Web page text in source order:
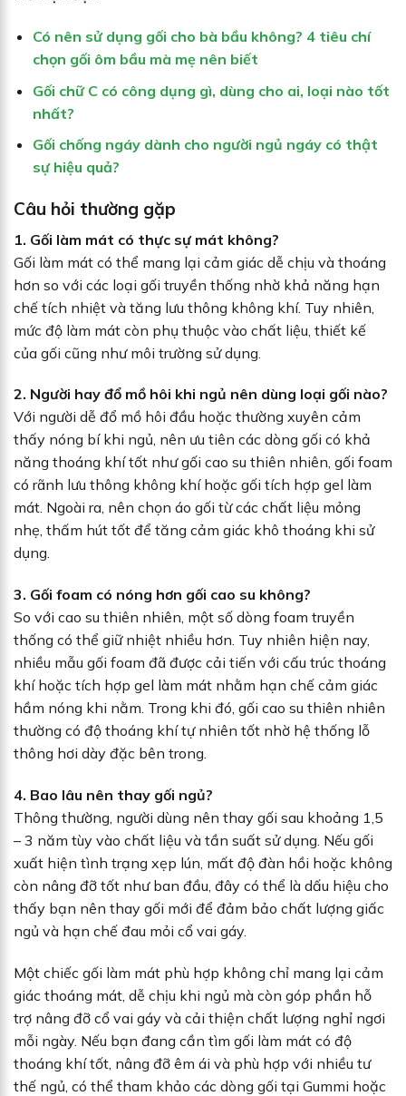
Có nên sử dụng gối cho bà bầu không? 4 tiêu chí
chọn gối ôm bầu mà mẹ nên biết
Gối chữ C có công dụng gì, dùng cho ai, loại nào tốt
nhất?
Gối chống ngáy dành cho người ngủ ngáy có thật
sự hiệu quả?
Câu hỏi thường gặp
1. Gối làm mát có thực sự mát không?
Gối làm mát có thể mang lại cảm giác dễ chịu và thoáng
hơn so với các loại gối truyền thống nhờ khả năng hạn
chế tích nhiệt và tăng lưu thông không khí. Tuy nhiên,
mức độ làm mát còn phụ thuộc vào chất liệu, thiết kế
của gối cũng như môi trường sử dụng.
2. Người hay đổ mồ hôi khi ngủ nên dùng loại gối nào?
Với người dễ đổ mồ hôi đầu hoặc thường xuyên cảm
thấy nóng bí khi ngủ, nên ưu tiên các dòng gối có khả
năng thoáng khí tốt như gối cao su thiên nhiên, gối foam
có rãnh lưu thông không khí hoặc gối tích hợp gel làm
mát. Ngoài ra, nên chọn áo gối từ các chất liệu mỏng
nhẹ, thấm hút tốt để tăng cảm giác khô thoáng khi sử
dụng.
3. Gối foam có nóng hơn gối cao su không?
So với cao su thiên nhiên, một số dòng foam truyền
thống có thể giữ nhiệt nhiều hơn. Tuy nhiên hiện nay,
nhiều mẫu gối foam đã được cải tiến với cấu trúc thoáng
khí hoặc tích hợp gel làm mát nhằm hạn chế cảm giác
hầm nóng khi nằm. Trong khi đó, gối cao su thiên nhiên
thường có độ thoáng khí tự nhiên tốt nhờ hệ thống lỗ
thông hơi dày đặc bên trong.
4. Bao lâu nên thay gối ngủ?
Thông thường, người dùng nên thay gối sau khoảng 1,5
– 3 năm tùy vào chất liệu và tần suất sử dụng. Nếu gối
xuất hiện tình trạng xẹp lún, mất độ đàn hồi hoặc không
còn nâng đỡ tốt như ban đầu, đây có thể là dấu hiệu cho
thấy bạn nên thay gối mới để đảm bảo chất lượng giấc
ngủ và hạn chế đau mỏi cổ vai gáy.
Một chiếc gối làm mát phù hợp không chỉ mang lại cảm
giác thoáng mát, dễ chịu khi ngủ mà còn góp phần hỗ
trợ nâng đỡ cổ vai gáy và cải thiện chất lượng nghỉ ngơi
mỗi ngày. Nếu bạn đang cần tìm gối làm mát có độ
thoáng khí tốt, nâng đỡ êm ái và phù hợp với nhiều tư
thế ngủ, có thể tham khảo các dòng gối tại Gummi hoặc